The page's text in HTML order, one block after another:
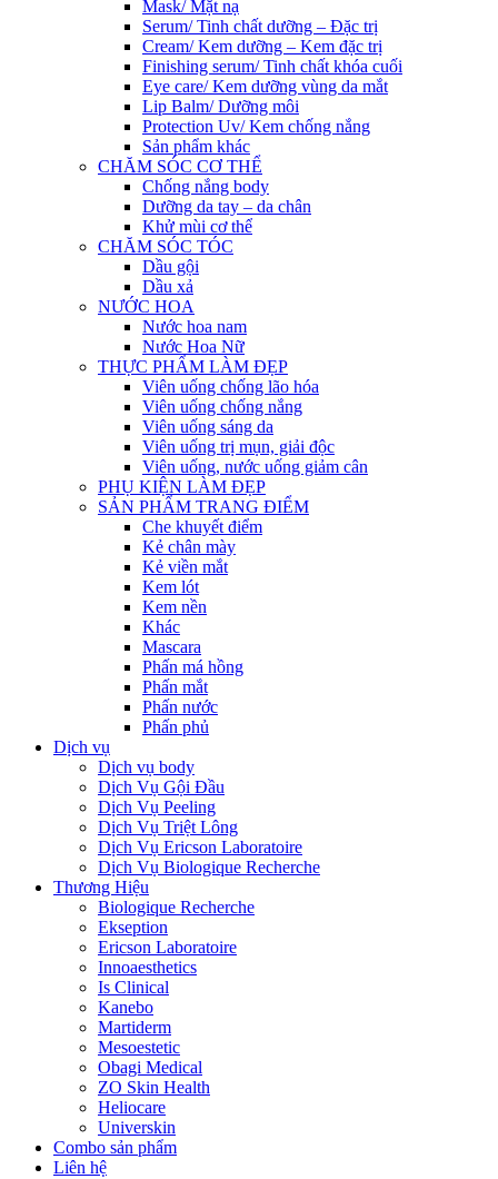
Mask/ Mặt nạ
Serum/ Tinh chất dưỡng – Đặc trị
Cream/ Kem dưỡng – Kem đặc trị
Finishing serum/ Tinh chất khóa cuối
Eye care/ Kem dưỡng vùng da mắt
Lip Balm/ Dưỡng môi
Protection Uv/ Kem chống nắng
Sản phẩm khác
CHĂM SÓC CƠ THỂ
Chống nắng body
Dưỡng da tay – da chân
Khử mùi cơ thể
CHĂM SÓC TÓC
Dầu gội
Dầu xả
NƯỚC HOA
Nước hoa nam
Nước Hoa Nữ
THỰC PHẨM LÀM ĐẸP
Viên uống chống lão hóa
Viên uống chống nắng
Viên uống sáng da
Viên uống trị mụn, giải độc
Viên uống, nước uống giảm cân
PHỤ KIỆN LÀM ĐẸP
SẢN PHẨM TRANG ĐIỂM
Che khuyết điểm
Kẻ chân mày
Kẻ viền mắt
Kem lót
Kem nền
Khác
Mascara
Phấn má hồng
Phấn mắt
Phấn nước
Phấn phủ
Dịch vụ
Dịch vụ body
Dịch Vụ Gội Đầu
Dịch Vụ Peeling
Dịch Vụ Triệt Lông
Dịch Vụ Ericson Laboratoire
Dịch Vụ Biologique Recherche
Thương Hiệu
Biologique Recherche
Ekseption
Ericson Laboratoire
Innoaesthetics
Is Clinical
Kanebo
Martiderm
Mesoestetic
Obagi Medical
ZO Skin Health
Heliocare
Universkin
Combo sản phẩm
Liên hệ